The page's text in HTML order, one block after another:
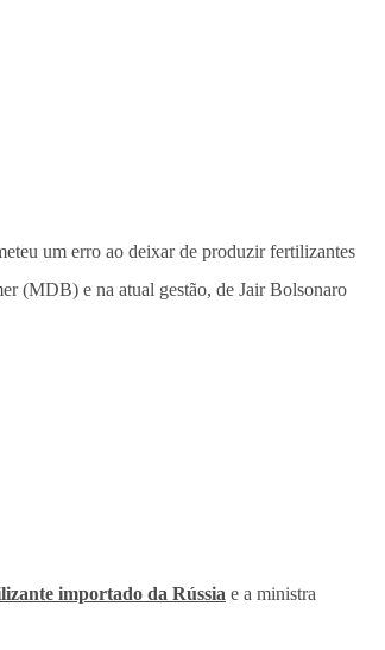
um erro ao deixar de produzir fertilizantes
(MDB) e na atual gestão, de Jair Bolsonaro
importado da Rússia e a ministra